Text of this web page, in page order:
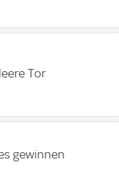
Tor
gewinnen